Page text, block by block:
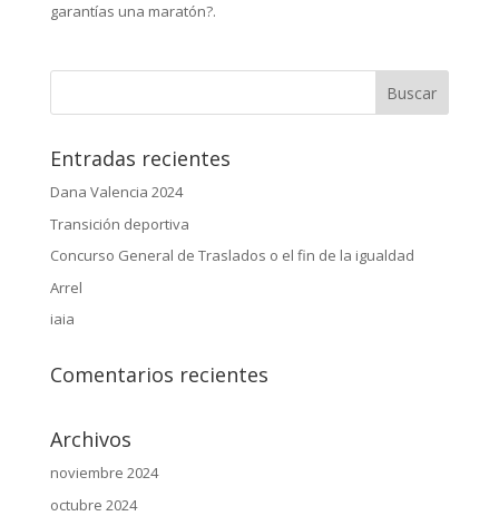
garantías una maratón?.
Entradas recientes
Dana Valencia 2024
Transición deportiva
Concurso General de Traslados o el fin de la igualdad
Arrel
iaia
Comentarios recientes
Archivos
noviembre 2024
octubre 2024